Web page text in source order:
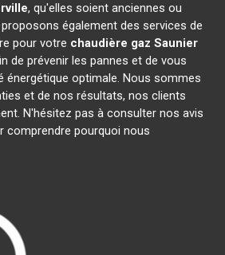
, qu'elles soient anciennes ou
également des services de
pour votre chaudière gaz Saunier
de prévenir les pannes et de vous
énergétique optimale. Nous sommes
et de nos résultats, nos clients
N'hésitez pas à consulter nos avis
comprendre pourquoi nous